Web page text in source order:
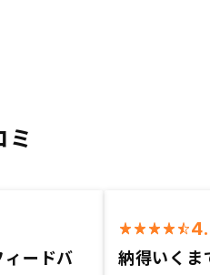
ミ
ードバ
納得いくま